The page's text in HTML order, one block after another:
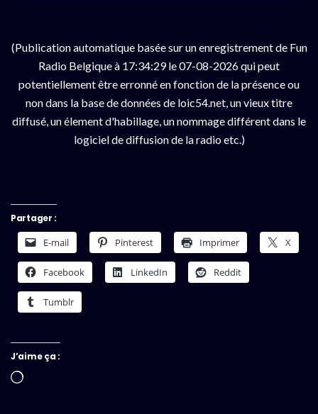
(Publication automatique basée sur un enregistrement de Fun
Radio Belgique à 17:34:29 le 07-08-2026 qui peut
potentiellement être erronné en fonction de la présence ou
non dans la base de données de loic54.net, un vieux titre
diffusé, un élement d'habillage, un nommage différent dans le
logiciel de diffusion de la radio etc.)
Partager :
E-mail Pinterest Imprimer X
Facebook LinkedIn Reddit
Tumblr
J’aime ça :
Chargement…